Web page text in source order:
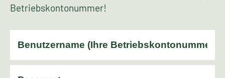
Betriebskontonummer!